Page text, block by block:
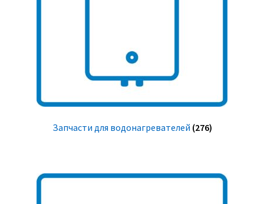
Запчасти для водонагревателей (276)